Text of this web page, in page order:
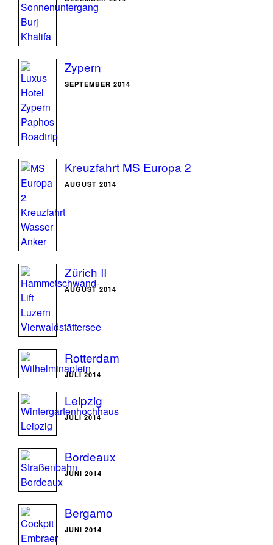
Zypern
SEPTEMBER 2014
Kreuzfahrt MS Europa 2
AUGUST 2014
Zürich II
AUGUST 2014
Rotterdam
JULI 2014
Leipzig
JULI 2014
Bordeaux
JUNI 2014
Bergamo
JUNI 2014